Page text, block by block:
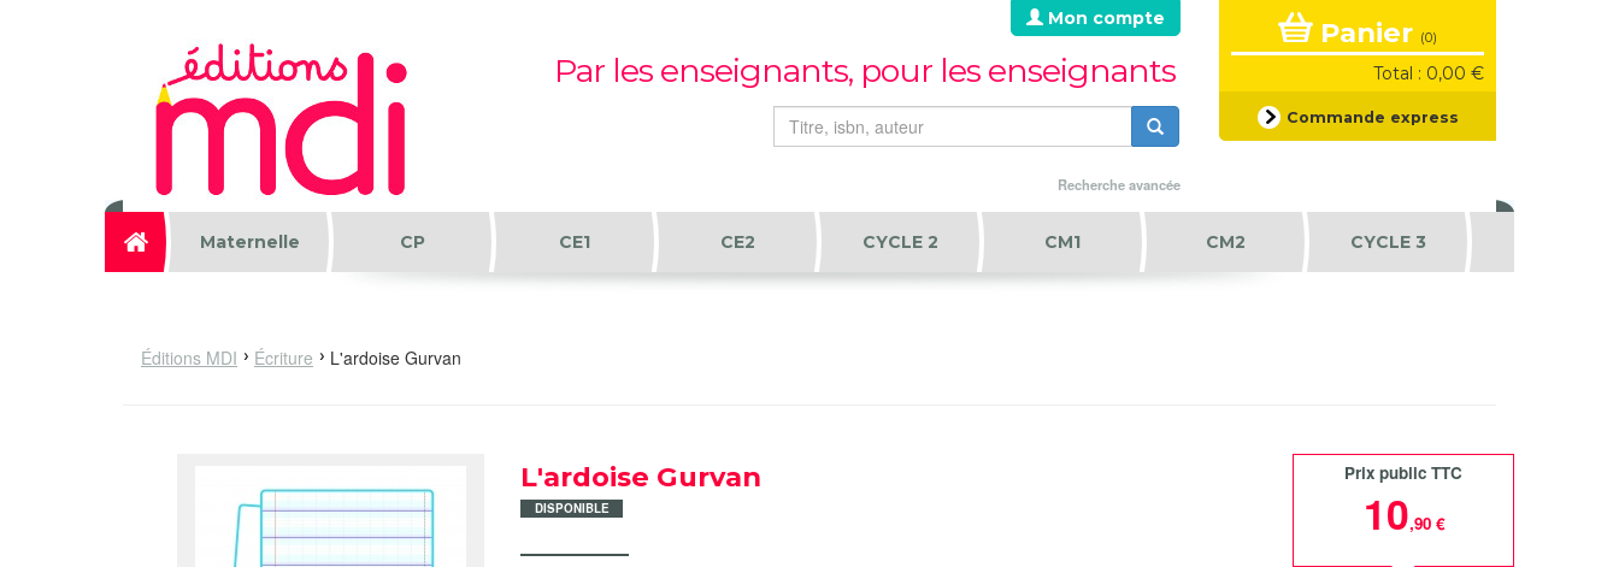
Mon compte
Par les enseignants, pour les enseignants
Formulaire
de
Recherche avancée
Panier (0)
Total : 0,00 €
Commande express
Maternelle CP CE1 CE2 CYCLE 2 CM1 CM2 CYCLE 3
Éditions MDI Écriture L'ardoise Gurvan
L'ardoise Gurvan
DISPONIBLE
Prix public TTC
10,90 €